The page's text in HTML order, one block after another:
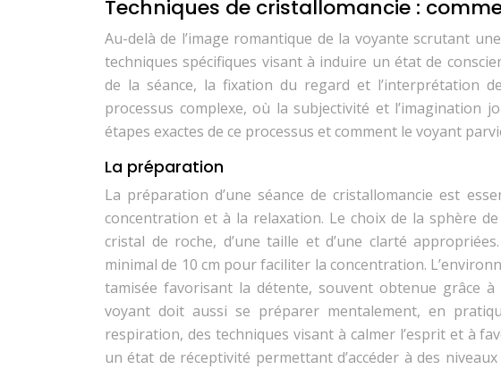
Techniques de cristallomancie :
Au-delà de l’image romantique de la voyante scrutant
techniques spécifiques visant à induire un état de
de la séance, la fixation du regard et l’interprétation
processus complexe, où la subjectivité et l’imagination
étapes exactes de ce processus et comment le voyant
La préparation
La préparation d’une séance de cristallomancie est
concentration et à la relaxation. Le choix de la sphère
cristal de roche, d’une taille et d’une clarté
minimal de 10 cm pour faciliter la concentration.
tamisée favorisant la détente, souvent obtenue grâce
voyant doit aussi se préparer mentalement, en
respiration, des techniques visant à calmer l’esprit et à
un état de réceptivité permettant d’accéder à des